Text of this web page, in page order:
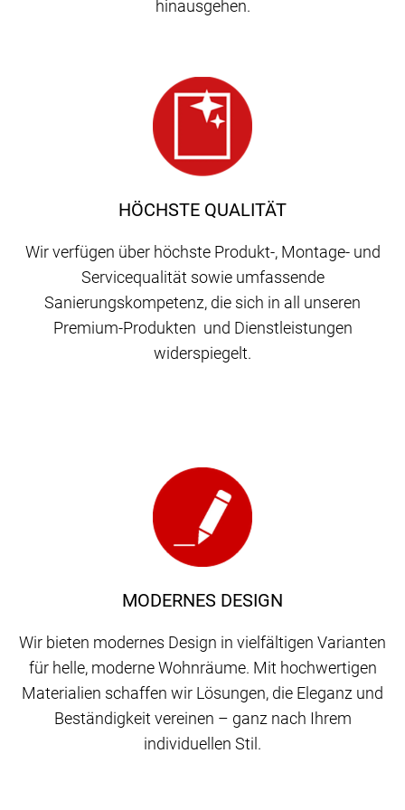
HÖCHSTE QUALITÄT
Wir verfügen über höchste Produkt-, Montage- und
Servicequalität sowie umfassende
Sanierungskompetenz, die sich in all unseren
Premium-Produkten und Dienstleistungen
widerspiegelt.
hinausgehen.
MODERNES DESIGN
Wir bieten modernes Design in vielfältigen Varianten
für helle, moderne Wohnräume. Mit hochwertigen
Materialien schaffen wir Lösungen, die Eleganz und
Beständigkeit vereinen – ganz nach Ihrem
individuellen Stil.